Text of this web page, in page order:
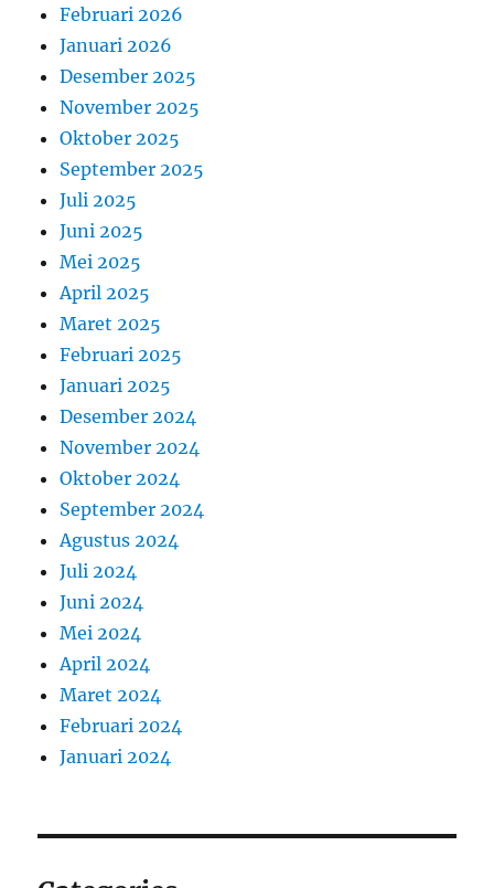
Februari 2026
Januari 2026
Desember 2025
November 2025
Oktober 2025
September 2025
Juli 2025
Juni 2025
Mei 2025
April 2025
Maret 2025
Februari 2025
Januari 2025
Desember 2024
November 2024
Oktober 2024
September 2024
Agustus 2024
Juli 2024
Juni 2024
Mei 2024
April 2024
Maret 2024
Februari 2024
Januari 2024